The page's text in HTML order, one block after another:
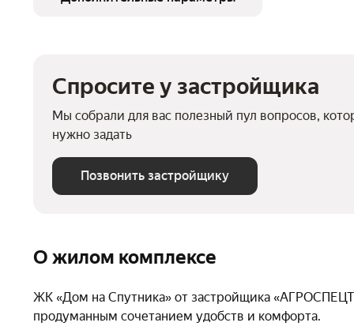
Очереди
1
Корзины для кондиционеров
есть
Противопожарная система
Спросите у застройщика
Мы собрали для вас полезный пул вопросов,
нужно задать
Позвонить застройщику
О жилом комплексе
ЖК «Дом на Спутника» от застройщика
продуманным сочетанием удобств и комфорта.